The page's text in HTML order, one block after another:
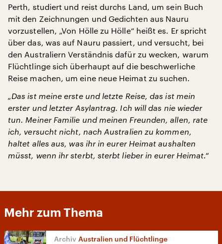
Perth, studiert und reist durchs Land, um sein Buch
mit den Zeichnungen und Gedichten aus Nauru
vorzustellen, „Von Hölle zu Hölle“ heißt es. Er spricht
über das, was auf Nauru passiert, und versucht, bei
den Australiern Verständnis dafür zu wecken, warum
Flüchtlinge sich überhaupt auf die beschwerliche
Reise machen, um eine neue Heimat zu suchen.
„Das ist meine erste und letzte Reise, das ist mein
erster und letzter Asylantrag. Ich will das nie wieder
tun. Meiner Familie und meinen Freunden, allen, rate
ich, versucht nicht, nach Australien zu kommen,
haltet alles aus, was ihr in eurer Heimat aushalten
müsst, wenn ihr sterbt, sterbt lieber in eurer Heimat.“
Mehr zum Thema
Australien und Flüchtlinge